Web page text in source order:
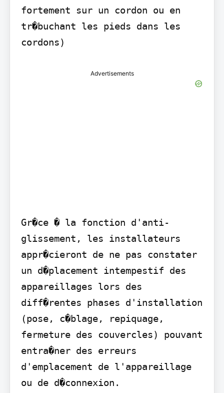
fortement sur un cordon ou en
tr�buchant les pieds dans les
cordons)
Advertisements
Gr�ce � la fonction d'anti-
glissement, les installateurs
appr�cieront de ne pas constater
un d�placement intempestif des
appareillages lors des
diff�rentes phases d'installation
(pose, c�blage, repiquage,
fermeture des couvercles) pouvant
entra�ner des erreurs
d'emplacement de l'appareillage
ou de d�connexion.